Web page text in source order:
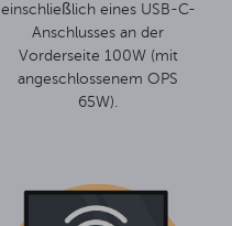
einschließlich eines USB-C-
Anschlusses an der
Vorderseite 100W (mit
angeschlossenem OPS
65W).